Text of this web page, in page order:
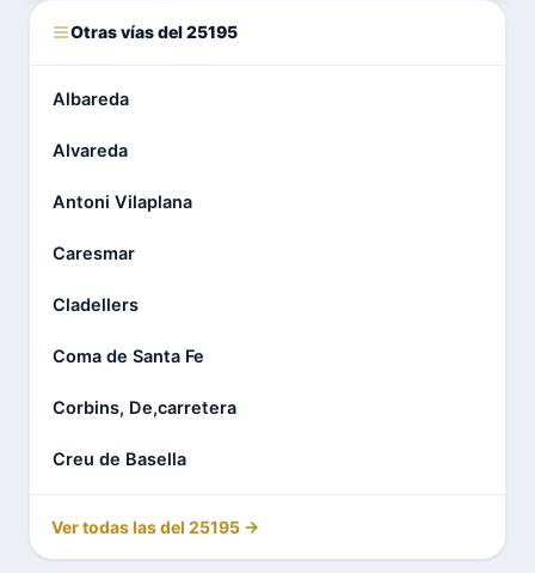
Otras vías del 25195
Albareda
Alvareda
Antoni Vilaplana
Caresmar
Cladellers
Coma de Santa Fe
Corbins, De,carretera
Creu de Basella
Ver todas las del 25195 →